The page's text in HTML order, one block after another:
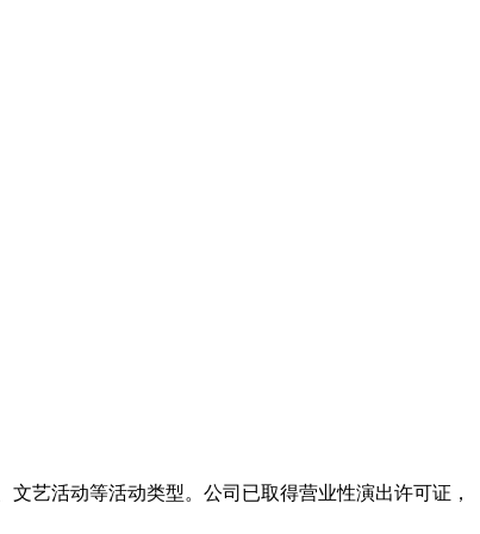
艺活动等活动类型。公司已取得营业性演出许可证，